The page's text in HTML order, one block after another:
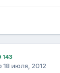
143
18 июля, 2012